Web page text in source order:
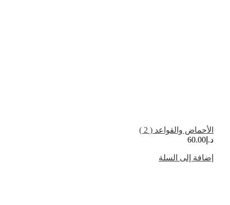
الأحماض والقواعد ( 2 )
60.00
إضافة إلى السلة